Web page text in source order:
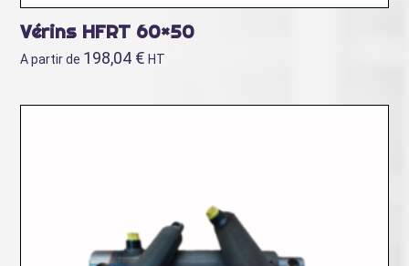
Vérins HFRT 60×50
A partir de 198,04 € HT